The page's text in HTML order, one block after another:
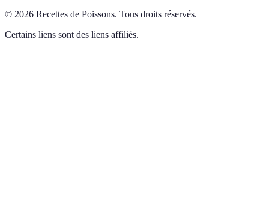
© 2026 Recettes de Poissons. Tous droits réservés.
Certains liens sont des liens affiliés.